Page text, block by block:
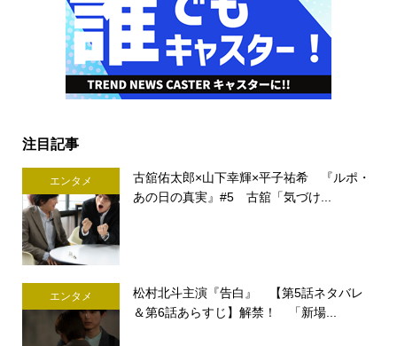
注目記事
エンタメ
古舘佑太郎×山下幸輝×平子祐希 『ルポ・
あの日の真実』#5 古舘「気づけ...
エンタメ
松村北斗主演『告白』 【第5話ネタバレ
＆第6話あらすじ】解禁！ 「新場...